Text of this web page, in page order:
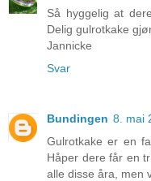
Så hyggelig at
Delig gulrotkake
Jannicke
Svar
Bundingen 8. mai
Gulrotkake er en
Håper dere får en
alle disse åra, men